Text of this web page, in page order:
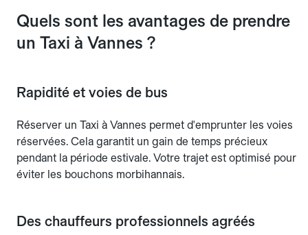
Quels sont les avantages de prendre
un Taxi à Vannes ?
Rapidité et voies de bus
Réserver un Taxi à Vannes permet d'emprunter les voies
réservées. Cela garantit un gain de temps précieux
pendant la période estivale. Votre trajet est optimisé pour
éviter les bouchons morbihannais.
Des chauffeurs professionnels agréés